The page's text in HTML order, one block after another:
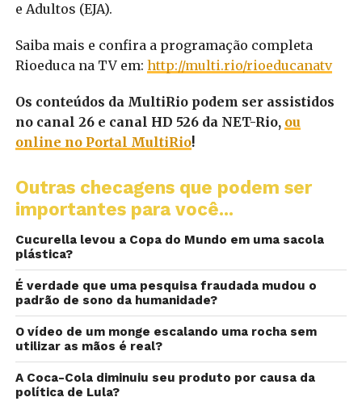
e Adultos (EJA).
Saiba mais e confira a programação completa
Rioeduca na TV em: http://multi.rio/rioeducanatv
Os conteúdos da MultiRio podem ser assistidos
no canal 26 e canal HD 526 da NET-Rio, ou
online no Portal MultiRio!
Outras checagens que podem ser
importantes para você...
Cucurella levou a Copa do Mundo em uma sacola
plástica?
É verdade que uma pesquisa fraudada mudou o
padrão de sono da humanidade?
O vídeo de um monge escalando uma rocha sem
utilizar as mãos é real?
A Coca-Cola diminuiu seu produto por causa da
política de Lula?